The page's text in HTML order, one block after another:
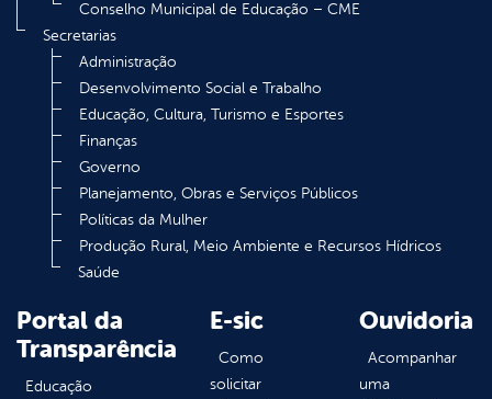
Conselho Municipal de Educação – CME
Secretarias
Administração
Desenvolvimento Social e Trabalho
Educação, Cultura, Turismo e Esportes
Finanças
Governo
Planejamento, Obras e Serviços Públicos
Políticas da Mulher
Produção Rural, Meio Ambiente e Recursos Hídricos
Saúde
Portal da
Transparência
Educação
E-sic
Como
solicitar
Ouvidoria
Acompanhar
uma